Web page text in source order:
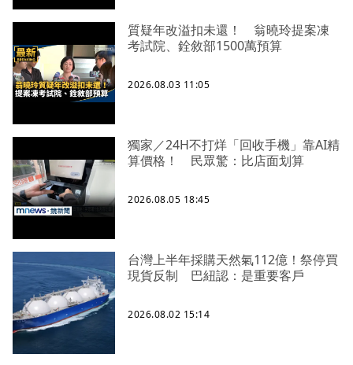
質疑年改溢扣未還！ 翁曉玲提案凍
考試院、銓敘部1500萬預算
2026.08.03 11:05
獨家／24H不打烊「回收手機」靠AI精
算價格！ 民眾驚：比店面划算
2026.08.05 18:45
台灣上半年採購天然氣112億！祭停買
現貨反制 巴紐認：是重要客戶
2026.08.02 15:14